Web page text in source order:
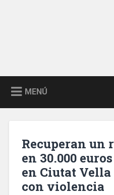
MENÚ
Recuperan un
en 30.000
en Ciutat
con violencia